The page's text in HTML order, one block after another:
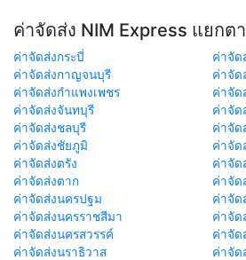
ค่าจัดส่ง NIM Express แยกต
ค่าจัดส่งกระบี่
ค่าจัด
ค่าจัดส่งกาญจนบุรี
ค่าจัด
ค่าจัดส่งกำแพงเพชร
ค่าจัด
ค่าจัดส่งจันทบุรี
ค่าจัด
ค่าจัดส่งชลบุรี
ค่าจัด
ค่าจัดส่งชัยภูมิ
ค่าจัด
ค่าจัดส่งตรัง
ค่าจัด
ค่าจัดส่งตาก
ค่าจัด
ค่าจัดส่งนครปฐม
ค่าจัด
ค่าจัดส่งนครราชสีมา
ค่าจัด
ค่าจัดส่งนครสวรรค์
ค่าจัด
ค่าจัดส่งนราธิวาส
ค่าจัด